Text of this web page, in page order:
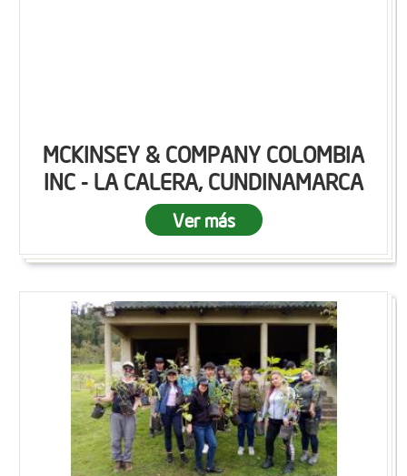
MCKINSEY & COMPANY COLOMBIA
INC - LA CALERA, CUNDINAMARCA
Ver más